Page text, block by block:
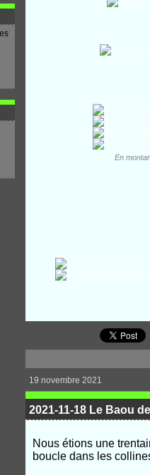
En
19 novembre 2021
2021-11-18 Le Baou
Nous étions une
boucle dans les